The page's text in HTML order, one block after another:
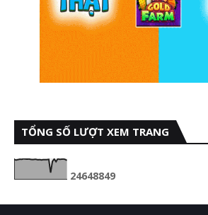
TỔNG SỐ LƯỢT XEM TRANG
24648849